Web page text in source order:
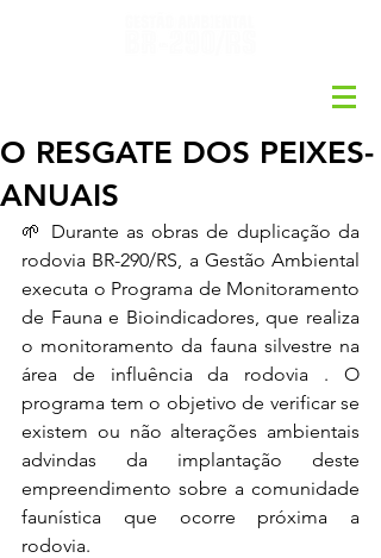
O RESGATE DOS PEIXES-
ANUAIS
🌱 Durante as obras de duplicação da
rodovia BR-290/RS, a Gestão Ambiental
executa o Programa de Monitoramento
de Fauna e Bioindicadores, que realiza
o monitoramento da fauna silvestre na
área de influência da rodovia . O
programa tem o objetivo de verificar se
existem ou não alterações ambientais
advindas da implantação deste
empreendimento sobre a comunidade
faunística que ocorre próxima a
rodovia.